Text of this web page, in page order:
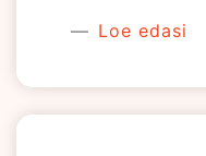
Loe edasi